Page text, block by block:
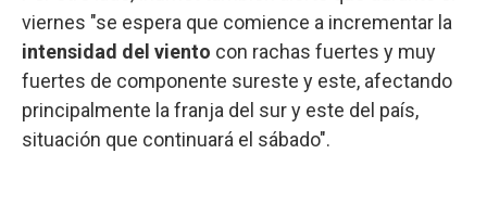
viernes "se espera que comience a incrementar la
intensidad del viento con rachas fuertes y muy
fuertes de componente sureste y este, afectando
principalmente la franja del sur y este del país,
situación que continuará el sábado".